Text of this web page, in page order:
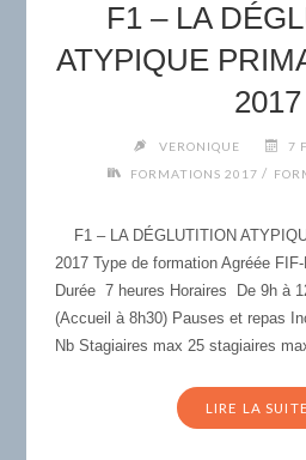
F1 – LA
ATYPIQUE
2017
VERONIQUE
7
FORMATIONS 2017 /
F1 – LA DÉGLUTITION
2017 Type de formation Agréée
Durée 7 heures Horaires De 9h à
(Accueil à 8h30) Pauses et repas
Nb Stagiaires max 25 stagiaires
LIRE LA SUITE